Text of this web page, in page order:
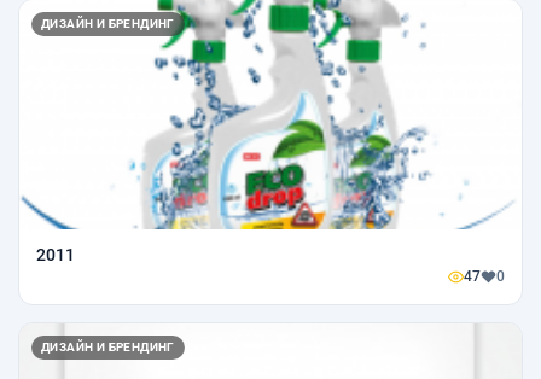
ДИЗАЙН И БРЕНДИНГ
2011
47 0
ДИЗАЙН И БРЕНДИНГ